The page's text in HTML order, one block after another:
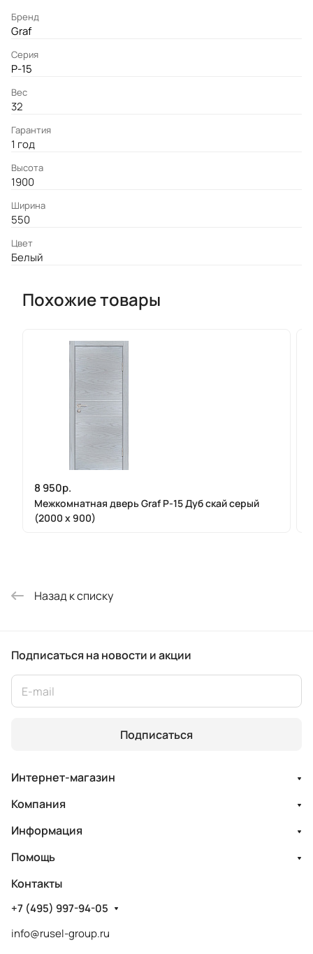
Бренд
Graf
Серия
P-15
Вес
32
Гарантия
1 год
Высота
1900
Ширина
550
Цвет
Белый
Похожие товары
8 950р.
Межкомнатная дверь Graf P-15 Дуб скай серый
(2000 х 900)
Назад к списку
Подписаться на новости и акции
Подписаться
Интернет-магазин
Компания
Информация
Помощь
Контакты
+7 (495) 997-94-05
info@rusel-group.ru